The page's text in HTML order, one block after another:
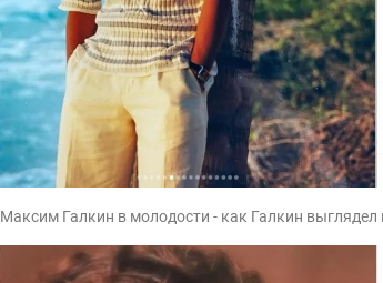
Максим Галкин в молодости - как Галкин